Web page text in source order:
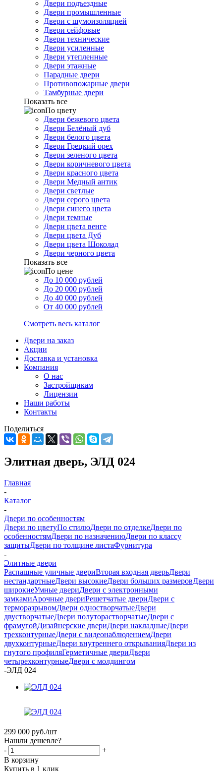
Двери подъездные
Двери промышленные
Двери с шумоизоляцией
Двери сейфовые
Двери технические
Двери усиленные
Двери утепленные
Двери этажные
Парадные двери
Противопожарные двери
Тамбурные двери
Показать все
По цвету
Двери бежевого цвета
Двери Белёный дуб
Двери белого цвета
Двери Грецкий орех
Двери зеленого цвета
Двери коричневого цвета
Двери красного цвета
Двери Медный антик
Двери светлые
Двери серого цвета
Двери синего цвета
Двери темные
Двери цвета венге
Двери цвета Дуб
Двери цвета Шоколад
Двери черного цвета
Показать все
По цене
До 10 000 рублей
До 20 000 рублей
До 40 000 рублей
От 40 000 рублей
Смотреть весь каталог
Двери на заказ
Акции
Доставка и установка
Компания
О нас
Застройщикам
Лицензии
Наши работы
Контакты
Поделиться
Элитная дверь, ЭЛД 024
Главная
-
Каталог
-
Двери по особенностям
Двери по цветуПо стилюДвери по отделкеДвери по
особенностямДвери по назначениюДвери по классу
защитыДвери по толщине листаФурнитура
-
Элитные двери
Распашные уличные двериВторая входная дверьДвери
нестандартныеДвери высокиеДвери больших размеровДвери
широкиеУмные двериДвери с электронными
замкамиАрочные двериРешетчатые двериДвери с
терморазрывомДвери одностворчатыеДвери
двустворчатыеДвери полуторастворчатыеДвери с
фрамугойДизайнерские двериДвери накладныеДвери
трехконтурныеДвери с видеонаблюдениемДвери
двухконтурныеДвери внутреннего открыванияДвери из
гнутого профиляГерметичные двериДвери
четырехконтурныеДвери с молдингом
-ЭЛД 024
299 000 руб./шт
Нашли дешевле?
-
+
В корзину
Купить в 1 клик